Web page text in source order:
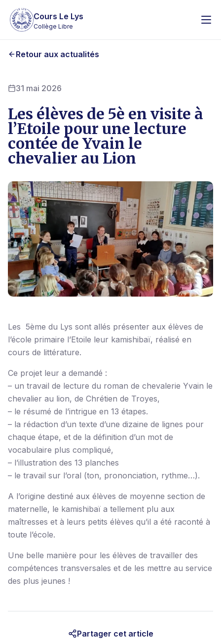
Cours Le Lys
Collège Libre
Retour aux actualités
31 mai 2026
Les élèves de 5è en visite à
l’Etoile pour une lecture
contée de Yvain le
chevalier au Lion
Les 5ème du Lys sont allés présenter aux élèves de
l’école primaire l’Etoile leur kamishibaï, réalisé en
cours de littérature.
Ce projet leur a demandé :
– un travail de lecture du roman de chevalerie Yvain le
chevalier au lion, de Chrétien de Troyes,
– le résumé de l’intrigue en 13 étapes.
– la rédaction d’un texte d’une dizaine de lignes pour
chaque étape, et de la définition d’un mot de
vocabulaire plus compliqué,
– l’illustration des 13 planches
– le travail sur l’oral (ton, prononciation, rythme…).
A l’origine destiné aux élèves de moyenne section de
maternelle, le kamishibaï a tellement plu aux
maîtresses et à leurs petits élèves qu’il a été raconté à
toute l’école.
Une belle manière pour les élèves de travailler des
compétences transversales et de les mettre au service
des plus jeunes !
Partager cet article